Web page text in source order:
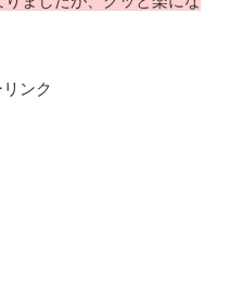
ンク